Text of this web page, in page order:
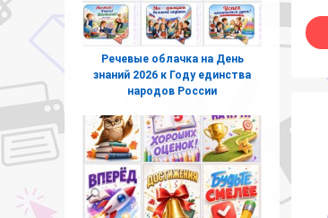
Речевые облачка на День
знаний 2026 к Году единства
народов России